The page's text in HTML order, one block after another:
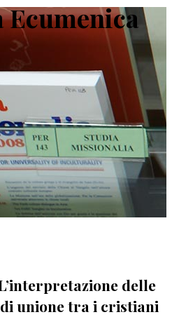
delle
unione tra i cristiani